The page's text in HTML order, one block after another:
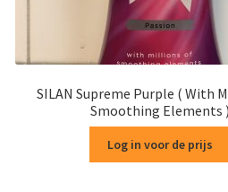
SILAN Supreme Purple ( With
Smoothing Elements )
Log in voor de prijs